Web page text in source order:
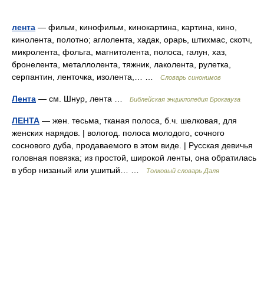
лента — фильм, кинофильм, кинокартина, картина, кино,
кинолента, полотно; аглолента, хадак, орарь, штихмас, скотч,
микролента, фольга, магнитолента, полоса, галун, хаз,
бронелента, металлолента, тяжник, лаколента, рулетка,
серпантин, ленточка, изолента,… …
Словарь синонимов
Лента — см. Шнур, лента … Библейская энциклопедия Брокгауза
ЛЕНТА — жен. тесьма, тканая полоса, б.ч. шелковая, для
женских нарядов. | вологод. полоса молодого, сочного
соснового дуба, продаваемого в этом виде. | Русская девичья
головная повязка; из простой, широкой ленты, она обратилась
в убор низаный или ушитый… …
Толковый словарь Даля